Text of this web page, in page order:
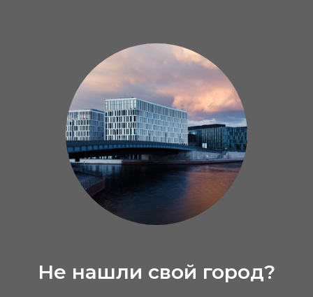
Не нашли свой город?